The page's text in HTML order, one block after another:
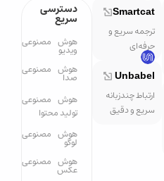
Smartcat
ترجمه سریع و
حرفه‌ای
Unbabel
ارتباط چندزبانه
سریع و دقیق
دسترسی
سریع
هوش مصنوعی
ویدیو
هوش مصنوعی
صدا
هوش مصنوعی
تولید محتوا
هوش مصنوعی
لوگو
هوش مصنوعی
عکس